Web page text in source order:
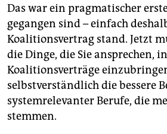
Das war ein pragmatischer
gegangen sind – einfach
Koalitionsvertrag stand. Jetzt
die Dinge, die Sie ansprechen,
Koalitionsverträge
selbstverständlich die bessere
systemrelevanter Berufe, die
stemmen.